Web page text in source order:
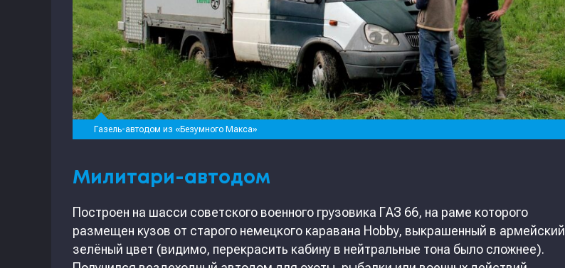
Газель-автодом из «Безумного Макса»
Милитари-автодом
Построен на шасси советского военного грузовика ГАЗ 66, на раме которого
размещен кузов от старого немецкого каравана Hobby, выкрашенный в армейский
зелёный цвет (видимо, перекрасить кабину в нейтральные тона было сложнее).